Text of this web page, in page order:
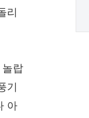
리
놀랍
기
아